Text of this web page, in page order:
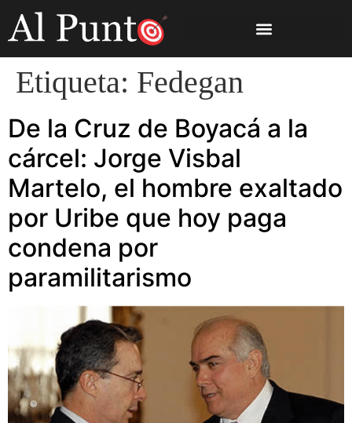
Etiqueta: Fedegan
De la Cruz de Boyacá a la
cárcel: Jorge Visbal
Martelo, el hombre exaltado
por Uribe que hoy paga
condena por
paramilitarismo